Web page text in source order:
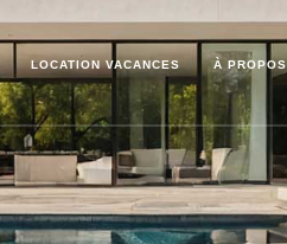
LOCATION VACANCES À PROPOS